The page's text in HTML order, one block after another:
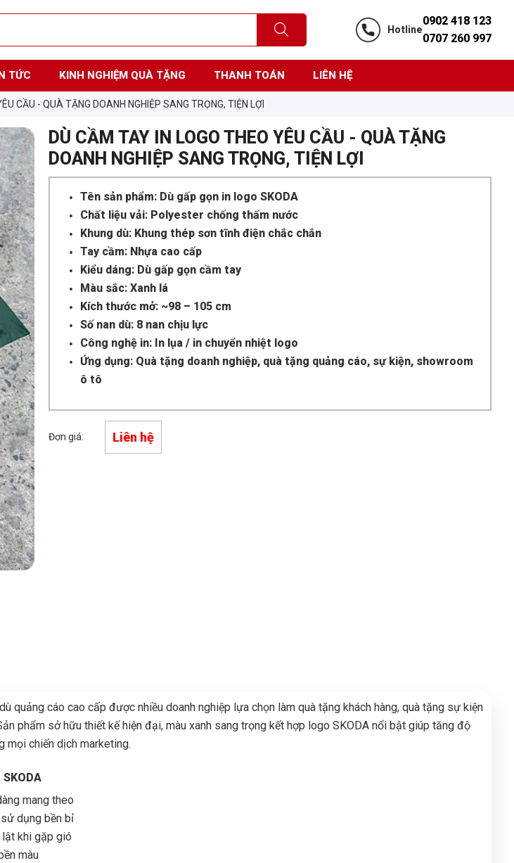
Hotline
0902 418 123
0707 260 997
TỨC KINH NGHIỆM QUÀ TẶNG THANH TOÁN LIÊN HỆ
CẦU - QUÀ TẶNG DOANH NGHIỆP SANG TRỌNG, TIỆN LỢI
DÙ CẦM TAY IN LOGO THEO YÊU CẦU - QUÀ TẶNG
DOANH NGHIỆP SANG TRỌNG, TIỆN LỢI
Tên sản phẩm: Dù gấp gọn in logo SKODA
Chất liệu vải: Polyester chống thấm nước
Khung dù: Khung thép sơn tĩnh điện chắc chắn
Tay cầm: Nhựa cao cấp
Kiểu dáng: Dù gấp gọn cầm tay
Màu sắc: Xanh lá
Kích thước mở: ~98 – 105 cm
Số nan dù: 8 nan chịu lực
Công nghệ in: In lụa / in chuyển nhiệt logo
Ứng dụng: Quà tặng doanh nghiệp, quà tặng quảng cáo, sự kiện, showroom
ô tô
Đơn giá: Liên hệ
quảng cáo cao cấp được nhiều doanh nghiệp lựa chọn làm quà tặng khách hàng, quà tặng sự kiện
phẩm sở hữu thiết kế hiện đại, màu xanh sang trọng kết hợp logo SKODA nổi bật giúp tăng độ
mọi chiến dịch marketing.
mang theo
dụng bền bỉ
lật khi gặp gió
màu